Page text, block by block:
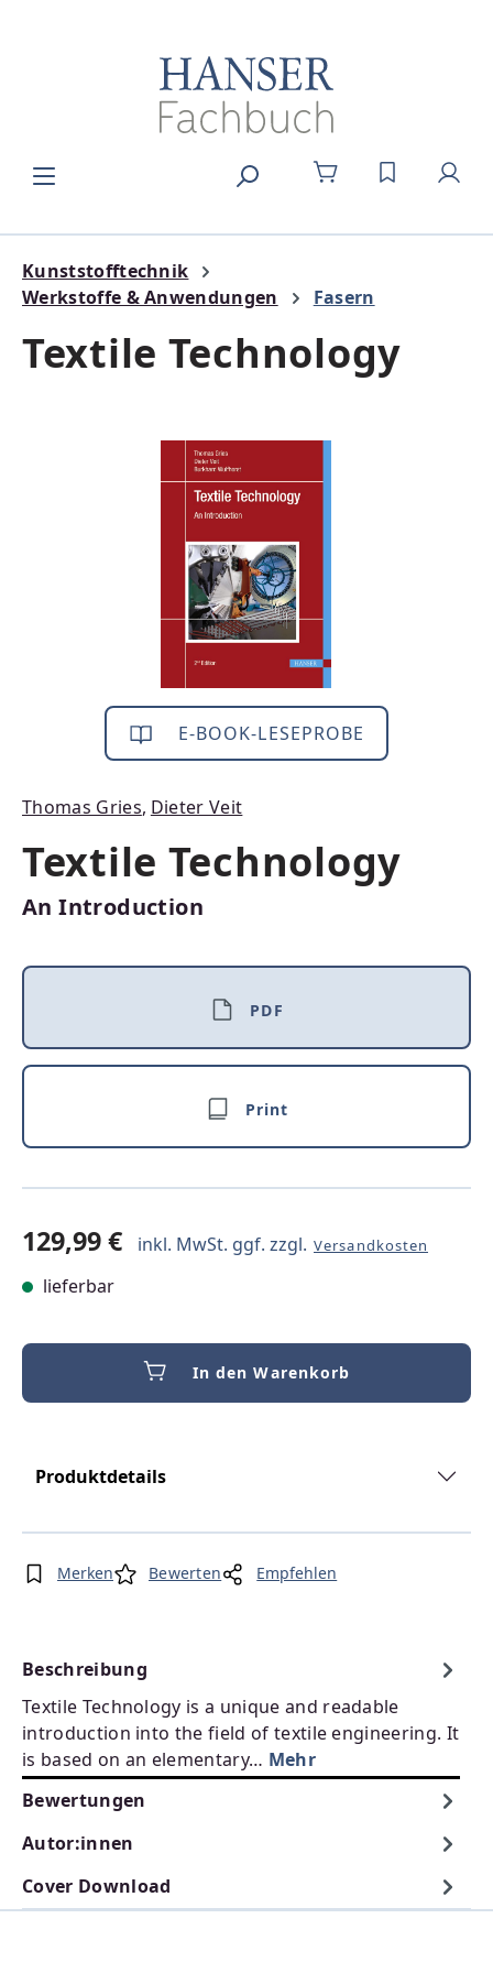
DU HAST 0
Kunststofftechnik
Werkstoffe & Anwendungen
Fasern
Textile Technology
Bildergalerie überspringen
E-BOOK-LESEPROBE
Thomas Gries, Dieter Veit
Textile Technology
An Introduction
PDF
Print
129,99 € inkl. MwSt. ggf. zzgl. Versandkosten
lieferbar
In den Warenkorb
Produktdetails
Merken Bewerten Empfehlen
Beschreibung
Textile Technology is a unique and readable
introduction into the field of textile engineering. It
is based on an elementary… Mehr
Bewertungen
Autor:innen
Cover Download